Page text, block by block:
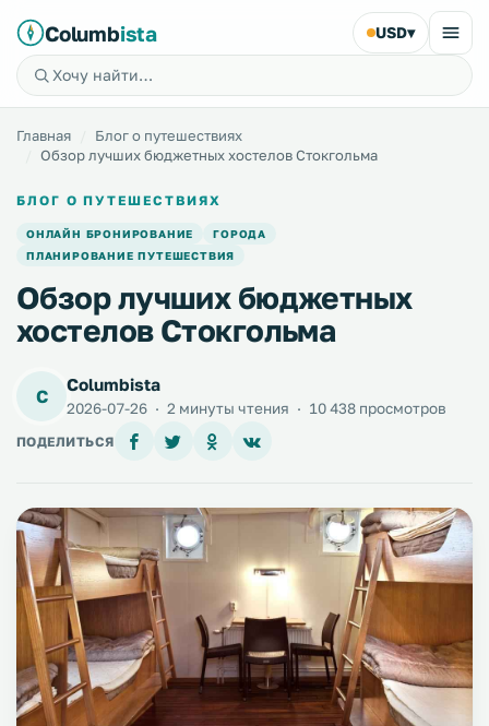
Columbista USD▾
Главная
Блог о путешествиях
Обзор лучших бюджетных хостелов Стокгольма
БЛОГ О ПУТЕШЕСТВИЯХ
ОНЛАЙН БРОНИРОВАНИЕ
ГОРОДА
ПЛАНИРОВАНИЕ ПУТЕШЕСТВИЯ
Обзор лучших бюджетных
хостелов Стокгольма
C
Columbista
2026-07-26 · 2 минуты чтения · 10 438 просмотров
ПОДЕЛИТЬСЯ